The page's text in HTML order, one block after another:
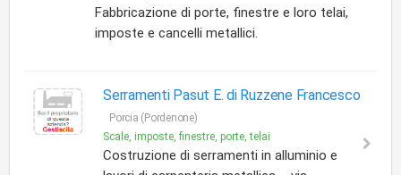
Fabbricazione di porte, finestre e loro telai,
imposte e cancelli metallici.
Serramenti Pasut E. di Ruzzene Francesco
Porcia (Pordenone)
Scale, imposte, finestre, porte, telai
Costruzione di serramenti in alluminio e